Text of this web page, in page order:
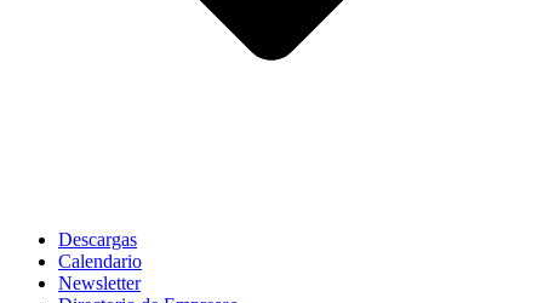
Descargas
Calendario
Newsletter